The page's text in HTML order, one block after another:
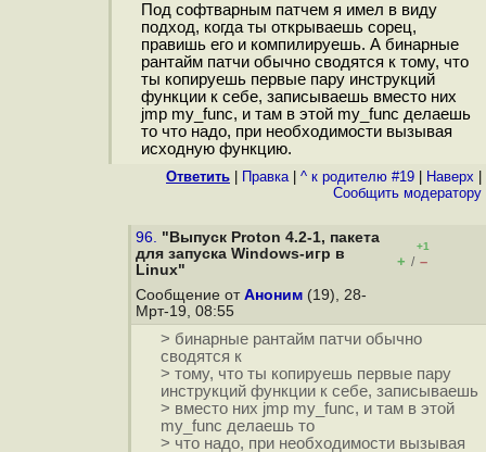
Под софтварным патчем я имел в виду
подход, когда ты открываешь сорец,
правишь его и компилируешь. А бинарные
рантайм патчи обычно сводятся к тому, что
ты копируешь первые пару инструкций
функции к себе, записываешь вместо них
jmp my_func, и там в этой my_func делаешь
то что надо, при необходимости вызывая
исходную функцию.
Ответить Правка| ^ к родителю #19 Наверх
Cообщить модератору
96. "Выпуск Proton 4.2-1, пакета
для запуска Windows-игр в
Linux"
+1
+ / –
Сообщение от Аноним (19), 28-
Мрт-19, 08:55
> бинарные рантайм патчи обычно
сводятся к
> тому, что ты копируешь первые пару
инструкций функции к себе, записываешь
> вместо них jmp my_func, и там в этой
my_func делаешь то
> что надо, при необходимости вызывая